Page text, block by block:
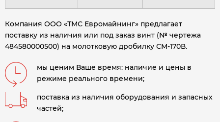
Компания ООО «ТМС Евромайнинг» предлагает
поставку из наличия или под заказ винт (№ чертежа
484580000500) на молотковую дробилку СМ-170В.
мы ценим Ваше время: наличие и цены в
режиме реального времени;
поставка из наличия оборудования и запасных
частей;